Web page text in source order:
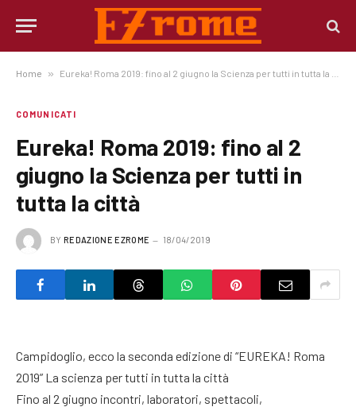
Home » Eureka! Roma 2019: fino al 2 giugno la Scienza per tutti in tutta la città
COMUNICATI
Eureka! Roma 2019: fino al 2
giugno la Scienza per tutti in
tutta la città
BY REDAZIONE EZROME 18/04/2019
Campidoglio, ecco la seconda edizione di “EUREKA! Roma
2019” La scienza per tutti in tutta la città
Fino al 2 giugno incontri, laboratori, spettacoli,